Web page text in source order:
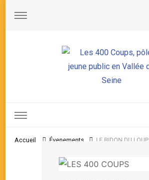
Accueil Évenements LE BIDON DU LOUP